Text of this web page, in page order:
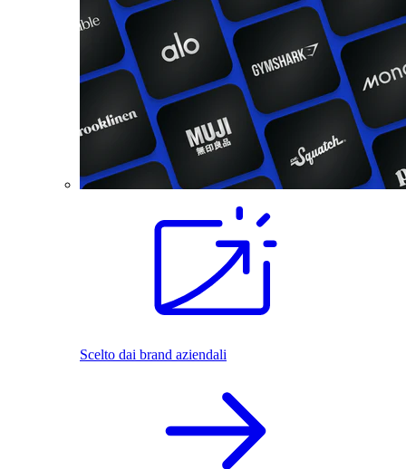
Scelto dai brand aziendali